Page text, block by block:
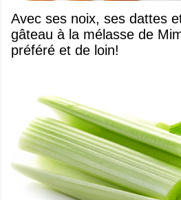
Avec ses noix, ses dattes
gâteau à la mélasse de
préféré et de loin!